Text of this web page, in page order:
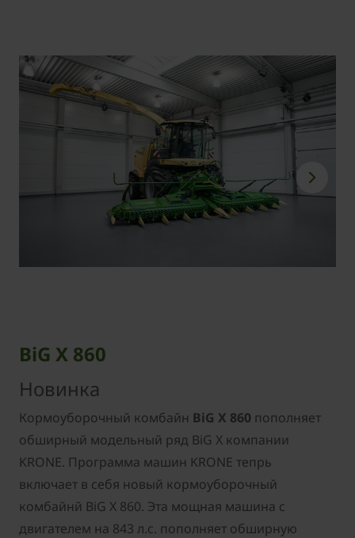
BiG X 860
Новинка
Кормоуборочный комбайн BiG X 860 пополняет
обширный модельный ряд BiG X компании
KRONE. Программа машин KRONE тепрь
включает в себя новый кормоуборочный
комбайнй BiG X 860. Эта мощная машина с
двигателем на 843 л.с. пополняет обширную